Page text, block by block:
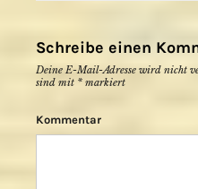
Schreibe einen
Deine E-Mail-Adresse wird nicht
sind mit * markiert
Kommentar